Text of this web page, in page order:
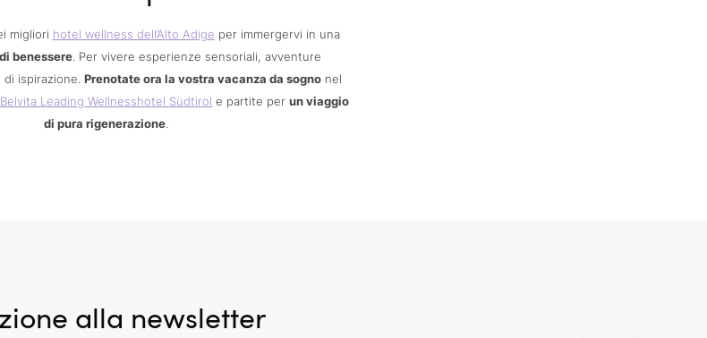
migliori hotel wellness dell’Alto Adige per immergervi in una
benessere. Per vivere esperienze sensoriali, avventure
ispirazione. Prenotate ora la vostra vacanza da sognonel
Belvita Leading Wellnesshotel Südtirol e partite per un viaggio
di pura rigenerazione.
alla newsletter